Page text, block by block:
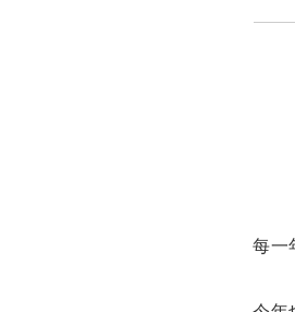
每一